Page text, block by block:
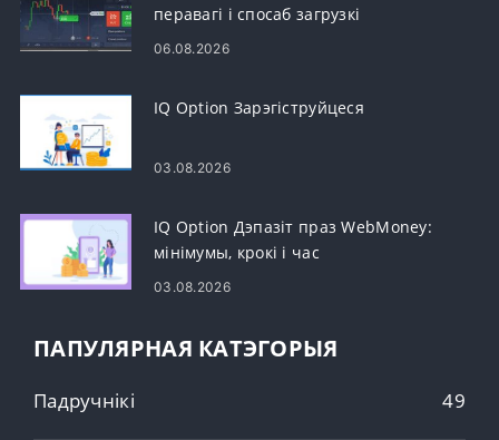
перавагі і спосаб загрузкі
06.08.2026
IQ Option Зарэгіструйцеся
03.08.2026
IQ Option Дэпазіт праз WebMoney:
мінімумы, крокі і час
03.08.2026
ПАПУЛЯРНАЯ КАТЭГОРЫЯ
Падручнікі 49